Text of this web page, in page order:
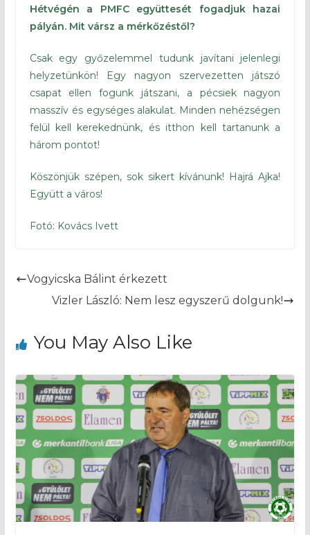
Hétvégén a PMFC együttesét fogadjuk hazai
pályán. Mit vársz a mérkőzéstől?
Csak egy győzelemmel tudunk javítani jelenlegi
helyzetünkön! Egy nagyon szervezetten játszó
csapat ellen fogunk játszani, a pécsiek nagyon
masszív és egységes alakulat. Minden nehézségen
felül kell kerekednünk, és itthon kell tartanunk a
három pontot!
Köszönjük szépen, sok sikert kívánunk! Hajrá Ajka!
Együtt a város!
Fotó: Kovács Ivett
Vogyicska Bálint érkezett
Vizler László: Nem lesz egyszerű dolgunk!
You May Also Like